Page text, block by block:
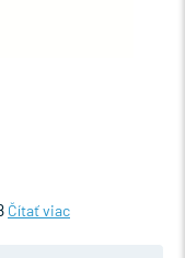
Čítať viac